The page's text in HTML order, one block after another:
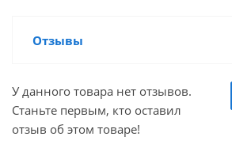
Отзывы
У данного товара нет отзывов.
Станьте первым, кто оставил
отзыв об этом товаре!